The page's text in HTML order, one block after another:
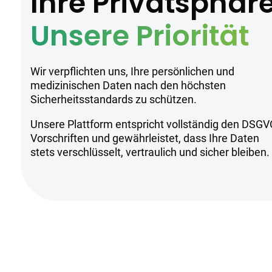
Unsere Priorität
Wir verpflichten uns, Ihre persönlichen und
medizinischen Daten nach den höchsten
Sicherheitsstandards zu schützen.
Unsere Plattform entspricht vollständig den
Vorschriften und gewährleistet, dass Ihre Daten
stets verschlüsselt, vertraulich und sicher bleiben.